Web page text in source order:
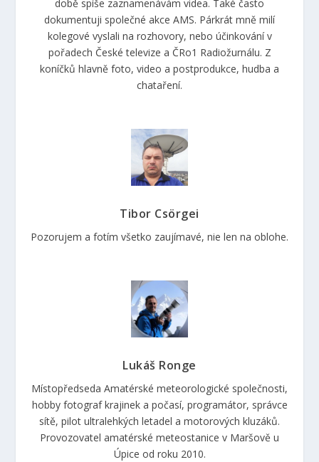
době spíše zaznamenávám videa. Také často
dokumentuji společné akce AMS. Párkrát mně milí
kolegové vyslali na rozhovory, nebo účinkování v
pořadech České televize a ČRo1 Radiožurnálu. Z
koníčků hlavně foto, video a postprodukce, hudba a
chataření.
Tibor Csörgei
Pozorujem a fotím všetko zaujímavé, nie len na oblohe.
Lukáš Ronge
Místopředseda Amatérské meteorologické společnosti,
hobby fotograf krajinek a počasí, programátor, správce
sítě, pilot ultralehkých letadel a motorových kluzáků.
Provozovatel amatérské meteostanice v Maršově u
Úpice od roku 2010.